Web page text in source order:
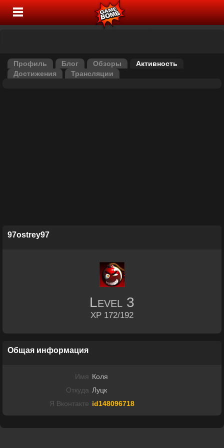
Профиль Блог Обзоры
Активность
Достижения
Трансляции
97ostrey97
Level 3
XP 172/192
Общая информация
Имя Коля
Откуда Луцк
Я Вконтакте id148096718